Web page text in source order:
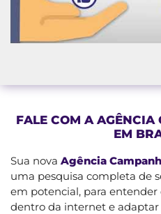
FALE COM A AGÊNCIA
EM
Sua nova Agência
uma pesquisa completa de
em potencial, para
dentro da internet e